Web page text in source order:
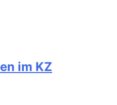
im KZ